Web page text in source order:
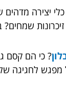
יצירה מדהים
זיכרונות
? כי הם קסם
מפגש לחגיגה